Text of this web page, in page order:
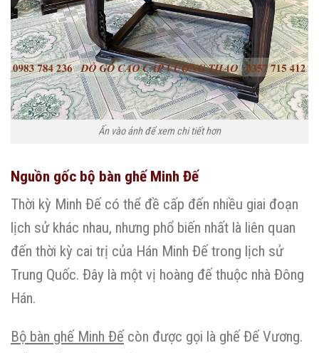
Ấn vào ảnh để xem chi tiết hơn
Nguồn gốc bộ bàn ghế Minh Đế
Thời kỳ Minh Đế có thể đề cấp đến nhiều giai đoạn
lịch sử khác nhau, nhưng phổ biến nhất là liên quan
đến thời kỳ cai trị của Hán Minh Đế trong lịch sử
Trung Quốc. Đây là một vị hoàng đế thuộc nhà Đông
Hán.
Bộ bàn ghế Minh Đế còn được gọi là ghế Đế Vương.